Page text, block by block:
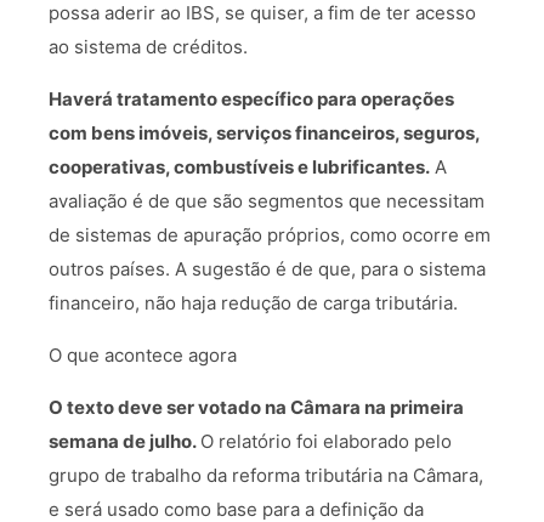
possa aderir ao IBS, se quiser, a fim de ter acesso
ao sistema de créditos.
Haverá tratamento específico para operações
com bens imóveis, serviços financeiros, seguros,
cooperativas, combustíveis e lubrificantes. A
avaliação é de que são segmentos que necessitam
de sistemas de apuração próprios, como ocorre em
outros países. A sugestão é de que, para o sistema
financeiro, não haja redução de carga tributária.
O que acontece agora
O texto deve ser votado na Câmara na primeira
semana de julho. O relatório foi elaborado pelo
grupo de trabalho da reforma tributária na Câmara,
e será usado como base para a definição da